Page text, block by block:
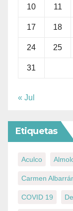
10 11
17 18
24 25
31
« Jul
Etiquetas
Aculco
Carmen
COVID 19